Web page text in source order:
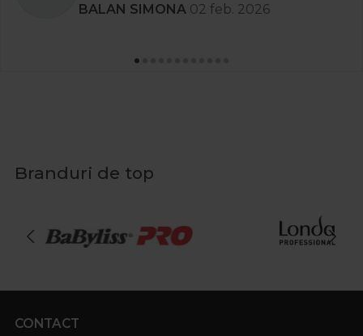
BALAN SIMONA 02 feb. 2026
Branduri de top
CONTACT